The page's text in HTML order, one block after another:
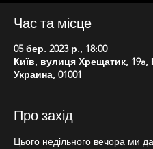
Час та місце
05 бер. 2023 р., 18:00
Київ, вулиця Хрещатик, 19a,
Украина, 01001
Про захід
Цього недільного вечора ми